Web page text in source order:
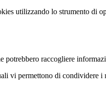
utilizzando lo strumento
raccogliere
vi permettono di condividere